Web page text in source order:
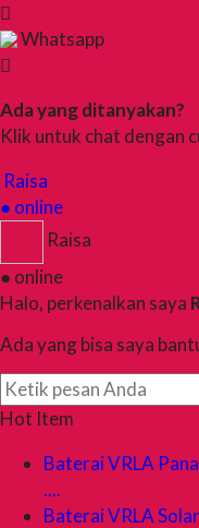
Whatsapp
Ada yang ditanyakan?
Klik untuk chat dengan
Raisa
● online
Raisa
● online
Halo, perkenalkan saya
Ada yang bisa saya
Hot Item
Baterai VRLA
....
Baterai VRLA